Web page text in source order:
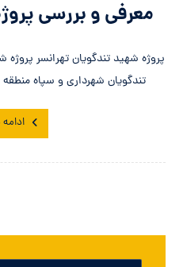
معرفی و بررسی
پروژه شهید تندگویان تهرانسر پروژه
تندگویان شهرداری و سپاه منطقه ۲۱ اطلاعیه خدمت دوستان : ...